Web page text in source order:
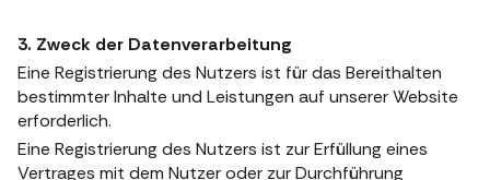
3. Zweck der Datenverarbeitung
Eine Registrierung des Nutzers ist für das Bereithalten
bestimmter Inhalte und Leistungen auf unserer Website
erforderlich.
Eine Registrierung des Nutzers ist zur Erfüllung eines
Vertrages mit dem Nutzer oder zur Durchführung